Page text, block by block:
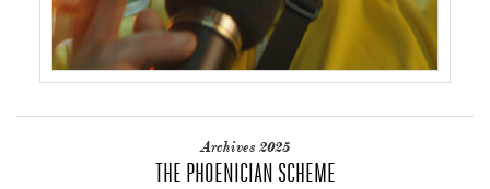
Archives 2025
THE PHOENICIAN SCHEME